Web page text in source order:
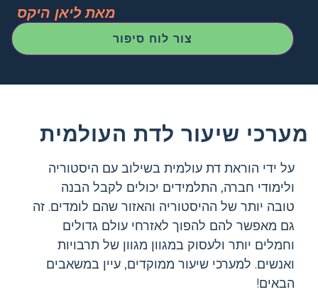
מאת ליאן היקס
צור לוח סיפור
מערכי שיעור לדת העולמית
על ידי הוראת דת עולמית בשילוב עם היסטוריה
ולימודי חברה, התלמידים יכולים לקבל הבנה
טובה יותר של ההיסטוריה והאזור שהם לומדים. זה
גם מאפשר להם להפוך לאזרחי עולם גדולים
וחמלים יותר ולעסוק במגוון מגוון של תרבויות
ואנשים. למערכי שיעור ממוקדים, עיין במשאבים
הבאים!